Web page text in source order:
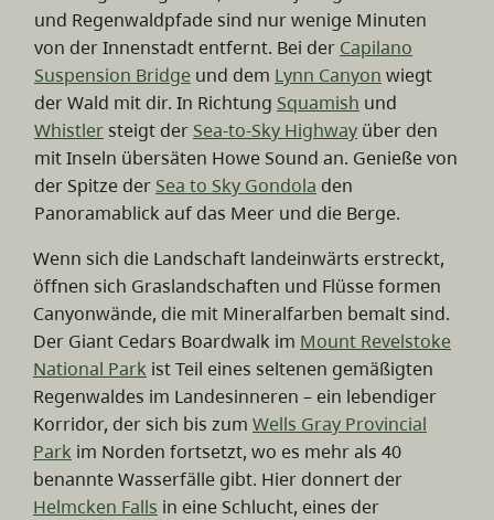
und Regenwaldpfade sind nur wenige Minuten
von der Innenstadt entfernt. Bei der Capilano
Suspension Bridge und dem Lynn Canyon wiegt
der Wald mit dir. In Richtung Squamish und
Whistlersteigt der Sea-to-Sky Highway über den
mit Inseln übersäten Howe Sound an. Genieße von
der Spitze der Sea to Sky Gondola den
Panoramablick auf das Meer und die Berge.
Wenn sich die Landschaft landeinwärts erstreckt,
öffnen sich Graslandschaften und Flüsse formen
Canyonwände, die mit Mineralfarben bemalt sind.
Der Giant Cedars Boardwalk im Mount Revelstoke
National Park ist Teil eines seltenen gemäßigten
Regenwaldes im Landesinneren – ein lebendiger
Korridor, der sich bis zum Wells Gray Provincial
Park im Norden fortsetzt, wo es mehr als 40
benannte Wasserfälle gibt. Hier donnert der
Helmcken Falls in eine Schlucht, eines der